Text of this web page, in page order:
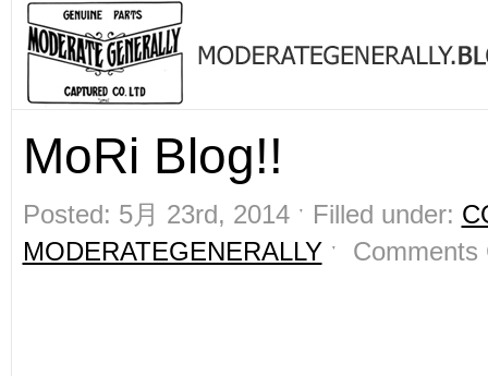
MoRi Blog!!
Posted: 5月 23rd, 2014 ˑ Filled under:
MODERATEGENERALLYˑ Comments